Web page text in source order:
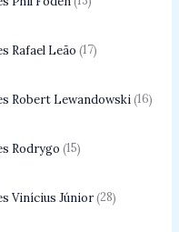
Rafael Leão 17
Robert Lewandowski 16
Rodrygo 15
Vinícius Júnior 28